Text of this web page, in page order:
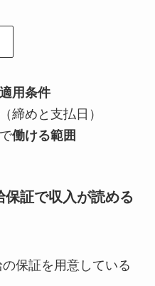
用条件
（締めと支払日）
働ける範囲
証で収入が読める
保証を用意している